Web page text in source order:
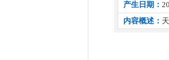
产生日期：
内容概述：